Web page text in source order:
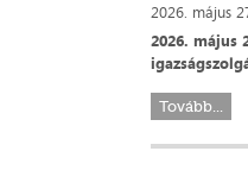
2026. május
2026. május
Tovább...